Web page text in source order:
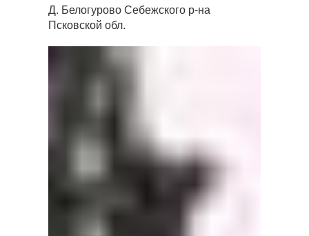
Д. Белогурово Себежского р-на
Псковской обл.